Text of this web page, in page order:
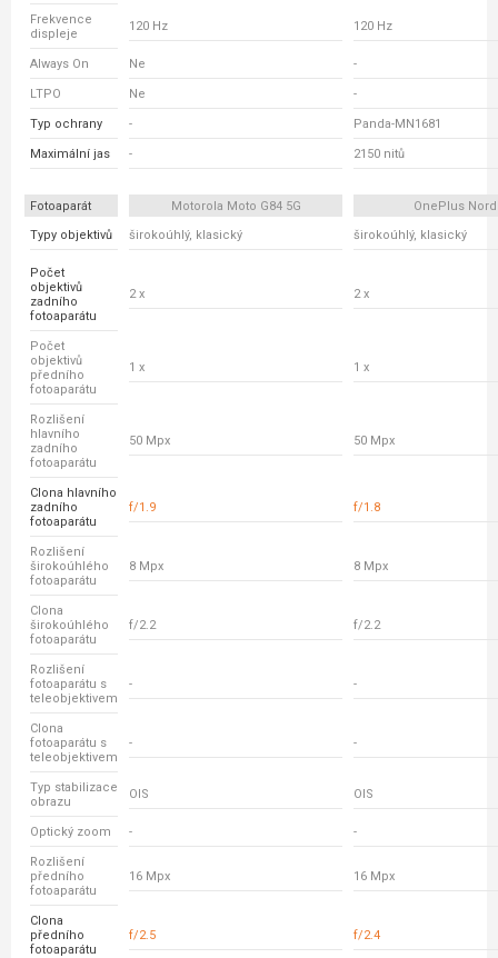
Frekvence
displeje
120 Hz 120 Hz
Always On Ne -
LTPO Ne -
Typ ochrany - Panda-MN1681
Maximální jas - 2150 nitů
Fotoaparát Motorola Moto G84 5G
OnePlus
Typy objektivů
širokoúhlý, klasický širokoúhlý, klasický
Počet
objektivů
zadního
fotoaparátu
2 x 2 x
Počet
objektivů
předního
fotoaparátu
1 x 1 x
Rozlišení
hlavního
zadního
fotoaparátu
50 Mpx 50 Mpx
Clona hlavního
zadního
fotoaparátu
f/1.9 f/1.8
Rozlišení
širokoúhlého
fotoaparátu
8 Mpx 8 Mpx
Clona
širokoúhlého
fotoaparátu
f/2.2 f/2.2
Rozlišení
fotoaparátu s
teleobjektivem
- -
Clona
fotoaparátu s
teleobjektivem
- -
Typ stabilizace
obrazu
OIS OIS
Optický zoom - -
Rozlišení
předního
fotoaparátu
16 Mpx 16 Mpx
Clona
předního
fotoaparátu
f/2.5 f/2.4